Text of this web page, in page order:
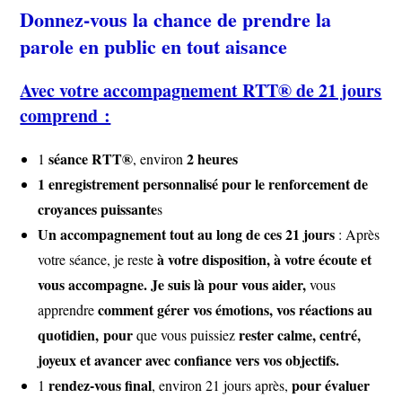
Donnez-vous la chance de prendre la
parole en public en tout aisance
Avec votre accompagnement RTT® de 21 jours
comprend :
1séance RTT®, environ 2 heures
1 enregistrement personnalisé pour le renforcement de
croyances puissantes
Un accompagnement tout au long de ces 21 jours : Après
votre séance, je resteà votre disposition, à votre écoute et
vous accompagne. Je suis là pour vous aider,vous
apprendrecomment gérer vos émotions, vos réactions au
quotidien, pourque vous puissiezrester calme, centré,
joyeux et avancer avec confiance vers vos objectifs.
1rendez-vous final, environ 21 jours après,pour évaluer